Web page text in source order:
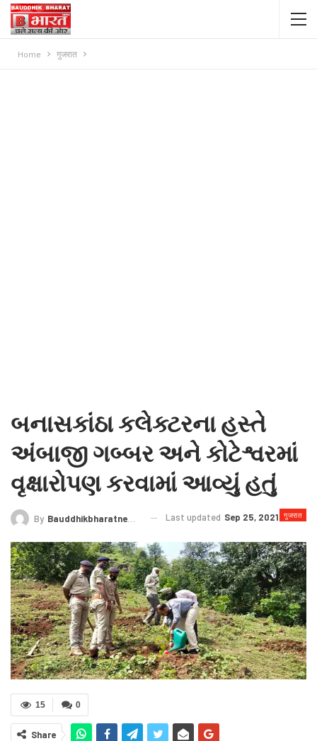
Home गुजरात
બનાસકાંઠા કલેક્ટરના હસ્તે
અંબાજી ગબ્બર અને કોટેશ્વરમાં
વૃક્ષારોપણ કરવામાં આવ્યું હતું
गुजरात
By Bauddhikbharatnews@gmail.com Last updated Sep 25, 2021
0
15
Share